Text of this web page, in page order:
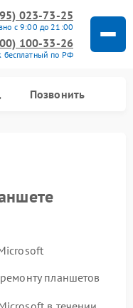
023-73-25
с 9:00 до 21:00
100-33-26
бесплатный по РФ
Позвонить
планшетов